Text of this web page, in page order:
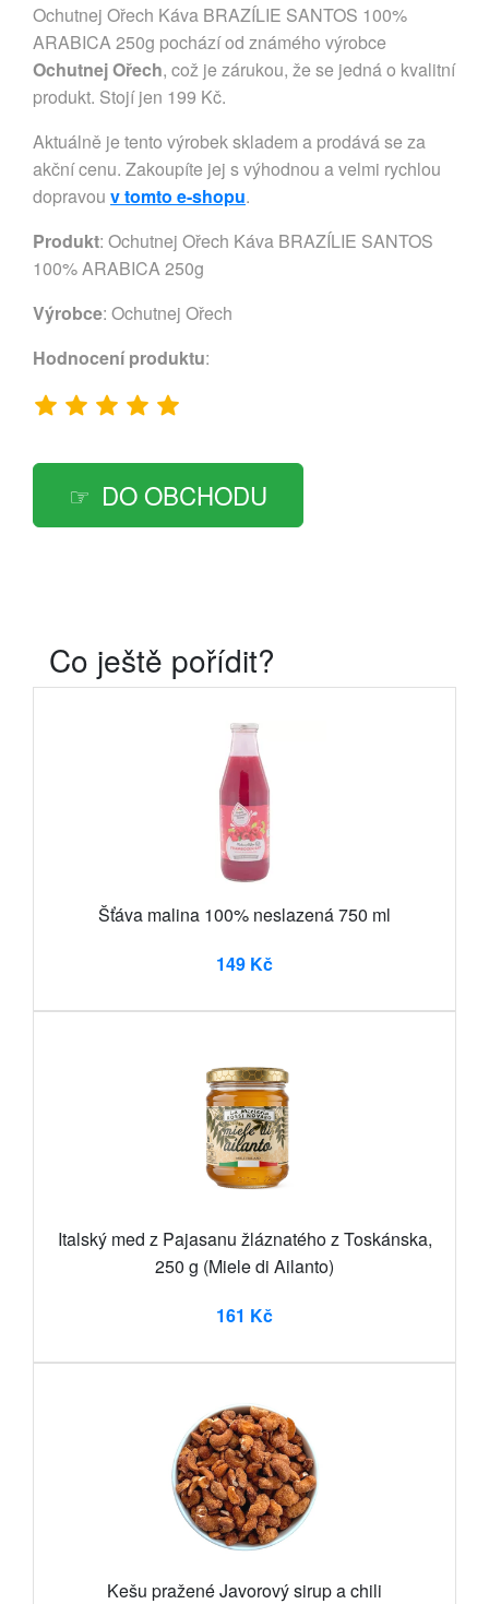
Ochutnej Ořech Káva BRAZÍLIE SANTOS 100%
ARABICA 250g pochází od známého výrobce
Ochutnej Ořech, což je zárukou, že se jedná o kvalitní
produkt. Stojí jen 199 Kč.
Aktuálně je tento výrobek skladem a prodává se za
akční cenu. Zakoupíte jej s výhodnou a velmi rychlou
dopravou v tomto e-shopu.
Produkt: Ochutnej Ořech Káva BRAZÍLIE SANTOS
100% ARABICA 250g
Výrobce: Ochutnej Ořech
Hodnocení produktu:
DO OBCHODU
Co ještě pořídit?
Šťáva malina 100% neslazená 750 ml
149 Kč
Italský med z Pajasanu žláznatého z Toskánska,
250 g (Miele di Ailanto)
161 Kč
Kešu pražené Javorový sirup a chili